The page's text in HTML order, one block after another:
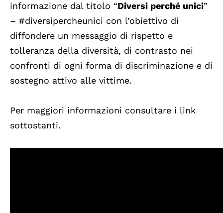
informazione dal titolo “Diversi perché unici”
– #diversipercheunici con l’obiettivo di
diffondere un messaggio di rispetto e
tolleranza della diversità, di contrasto nei
confronti di ogni forma di discriminazione e di
sostegno attivo alle vittime.
Per maggiori informazioni consultare i link
sottostanti.